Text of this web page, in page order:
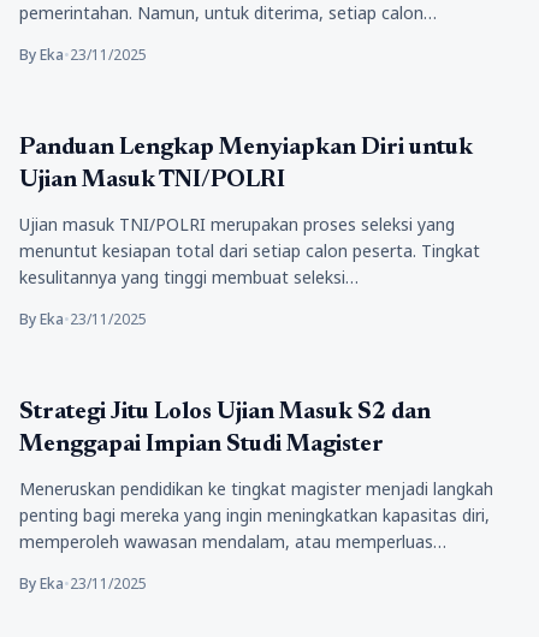
pemerintahan. Namun, untuk diterima, setiap calon…
By Eka•23/11/2025
Pendidikan
Panduan Lengkap Menyiapkan Diri untuk
Ujian Masuk TNI/POLRI
Ujian masuk TNI/POLRI merupakan proses seleksi yang
menuntut kesiapan total dari setiap calon peserta. Tingkat
kesulitannya yang tinggi membuat seleksi…
By Eka•23/11/2025
Pendidikan
Strategi Jitu Lolos Ujian Masuk S2 dan
Menggapai Impian Studi Magister
Meneruskan pendidikan ke tingkat magister menjadi langkah
penting bagi mereka yang ingin meningkatkan kapasitas diri,
memperoleh wawasan mendalam, atau memperluas…
By Eka•23/11/2025